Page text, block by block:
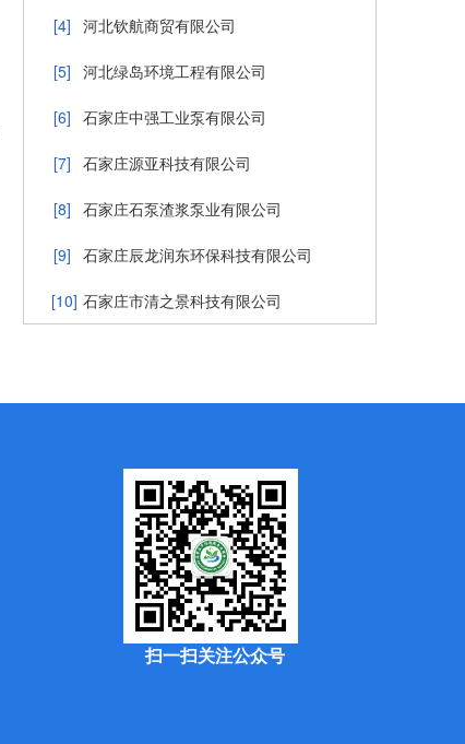
[4] 河北钦航商贸有限公司
[5] 河北绿岛环境工程有限公司
[6] 石家庄中强工业泵有限公司
[7] 石家庄源亚科技有限公司
[8] 石家庄石泵渣浆泵业有限公司
[9] 石家庄辰龙润东环保科技有限公司
[10] 石家庄市清之景科技有限公司
扫一扫关注公众号